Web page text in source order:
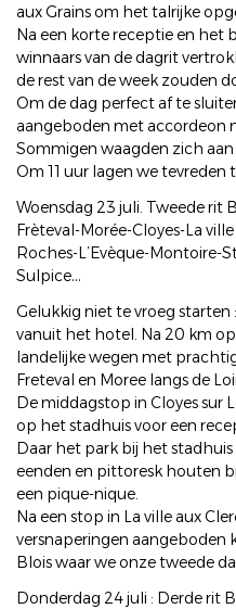
aux Grains om het talrijke
Na een korte receptie en het
winnaars van de dagrit
de rest van de week zouden
Om de dag perfect af te
aangeboden met accordeon
Sommigen waagden zich aan
Om 11 uur lagen we tevreden
Woensdag 23 juli. Tweede rit
Frèteval-Morée-Cloyes-La
Roches-L’Evèque-Montoire-
Sulpice…
Gelukkig niet te vroeg
vanuit het hotel. Na 20 km
landelijke wegen met
Freteval en Moree langs de
De middagstop in Cloyes sur
op het stadhuis voor een
Daar het park bij het
eenden en pittoresk houten
een pique-nique.
Na een stop in La ville aux
versnaperingen aangeboden
Blois waar we onze tweede
Donderdag 24 juli : Derde rit